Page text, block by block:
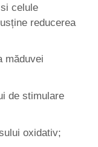
celule
reducerea
măduvei
de stimulare
oxidativ;